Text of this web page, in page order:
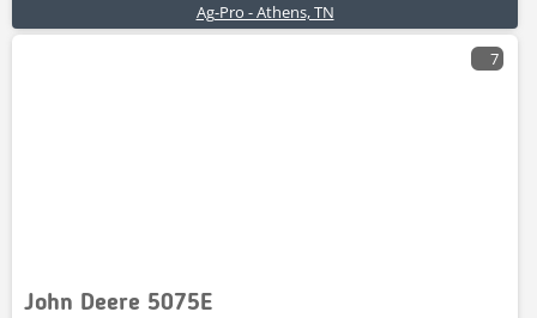
Ag-Pro - Athens, TN
7
John Deere 5075E